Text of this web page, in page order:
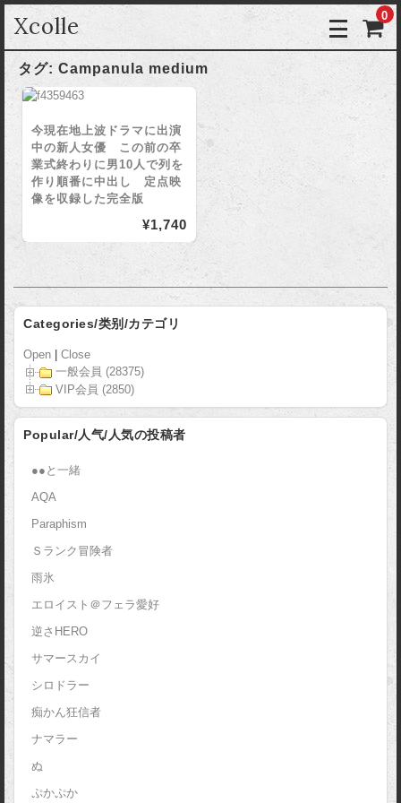
Xcolle 0
タグ: Campanula medium
今現在地上波ドラマに出演
中の新人女優 この前の卒
業式終わりに男10人で列を
作り順番に中出し 定点映
像を収録した完全版
¥1,740
Categories/类别/カテゴリ
Open
Close
一般会員 (28375)
VIP会員 (2850)
Popular/人气/人気の投稿者
●●と一緒
AQA
Paraphism
Ｓランク冒険者
雨氷
エロイスト＠フェラ愛好
逆さHERO
サマースカイ
シロドラー
痴かん狂信者
ナマラー
ぬ
ぷかぷか